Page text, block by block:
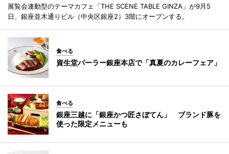
展覧会連動型のテーマカフェ「THE SCENE TABLE GINZA」が9月5
日、銀座並木通りビル（中央区銀座2）3階にオープンする。
食べる
資生堂パーラー銀座本店で「真夏のカレーフェア」
食べる
銀座三越に「銀座かつ匠さぼてん」 ブランド豚を
使った限定メニューも